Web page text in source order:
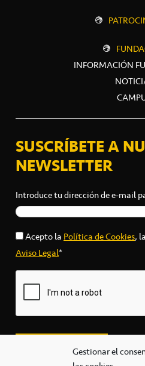
Gestionar el
INFORMACIÓN
SUSCRÍBETE A
NEWSLETTER
Introduce tu dirección de e-mail
Acepto la Política de Cookies, la
Aviso Legal*